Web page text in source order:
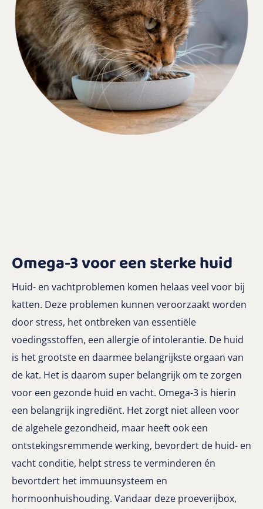
Omega-3 voor een sterke huid
Huid- en vachtproblemen komen helaas veel voor bij
katten. Deze problemen kunnen veroorzaakt worden
door stress, het ontbreken van essentiële
voedingsstoffen, een allergie of intolerantie. De huid
is het grootste en daarmee belangrijkste orgaan van
de kat. Het is daarom super belangrijk om te zorgen
voor een gezonde huid en vacht. Omega-3 is hierin
een belangrijk ingrediënt. Het zorgt niet alleen voor
de algehele gezondheid, maar heeft ook een
ontstekingsremmende werking, bevordert de huid- en
vacht conditie, helpt stress te verminderen én
bevortdert het immuunsysteem en
hormoonhuishouding. Vandaar deze proeverijbox,